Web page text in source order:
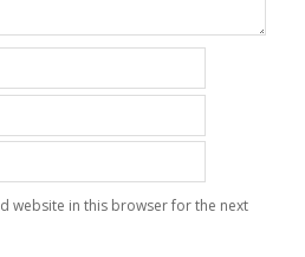
website in this browser for the next